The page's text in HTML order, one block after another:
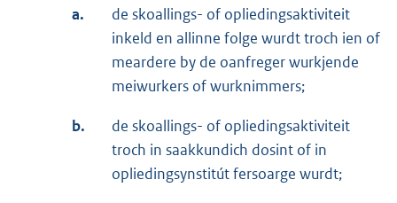
a.
de skoallings- of opliedingsaktiviteit
inkeld en allinne folge wurdt troch ien of
meardere by de oanfreger wurkjende
meiwurkers of wurknimmers;
b.
de skoallings- of opliedingsaktiviteit
troch in saakkundich dosint of in
opliedingsynstitút fersoarge wurdt;